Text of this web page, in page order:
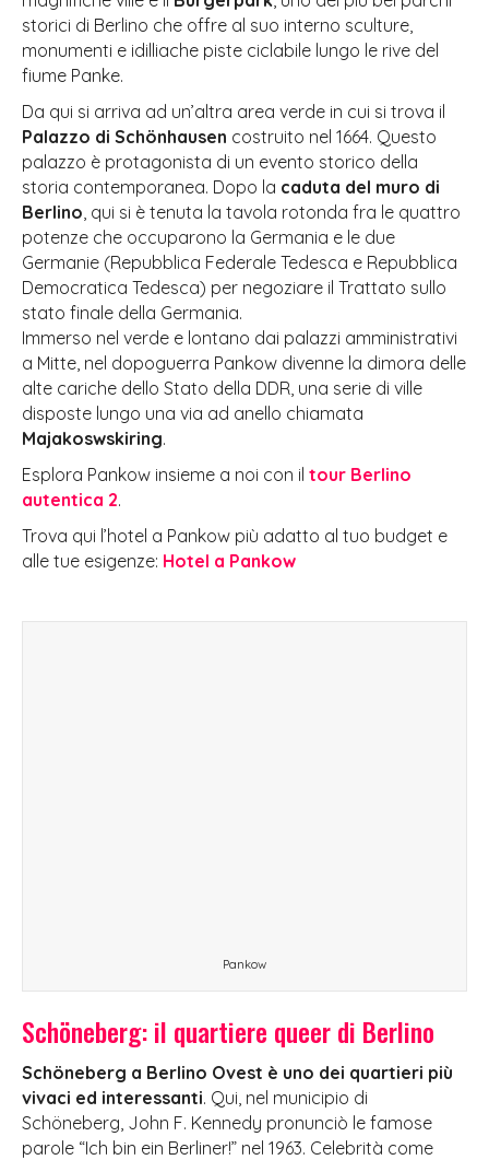
storici di Berlino che offre al suo interno sculture,
monumenti e idilliache piste ciclabile lungo le rive del
fiume Panke.
Da qui si arriva ad un’altra area verde in cui si trova il
Palazzo di Schönhausen costruito nel 1664. Questo
palazzo è protagonista di un evento storico della
storia contemporanea. Dopo la caduta del muro di
Berlino, qui si è tenuta la tavola rotonda fra le quattro
potenze che occuparono la Germania e le due
Germanie (Repubblica Federale Tedesca e Repubblica
Democratica Tedesca) per negoziare il Trattato sullo
stato finale della Germania.
Immerso nel verde e lontano dai palazzi amministrativi
a Mitte, nel dopoguerra Pankow divenne la dimora delle
alte cariche dello Stato della DDR, una serie di ville
disposte lungo una via ad anello chiamata
Majakoswskiring.
Esplora Pankow insieme a noi con il tour Berlino
autentica 2.
Trova qui l’hotel a Pankow più adatto al tuo budget e
alle tue esigenze: Hotel a Pankow
Pankow
Schöneberg: il quartiere queer di Berlino
Schöneberg a Berlino Ovest è uno dei quartieri più
vivaci ed interessanti. Qui, nel municipio di
Schöneberg, John F. Kennedy pronunciò le famose
parole “Ich bin ein Berliner!” nel 1963. Celebrità come